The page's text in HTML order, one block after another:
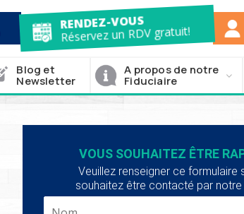
RENDEZ-VOUS
Réservez un RDV gratuit!
Blog et
Newsletter
A propos de notre
Fiduciaire
VOUS SOUHAITEZ ÊTRE
Veuillez renseigner ce formulaire
souhaitez être contacté par notre